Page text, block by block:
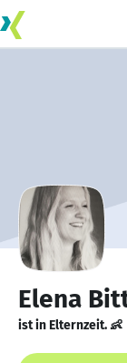
Elena
ist in Elternzeit. 👶